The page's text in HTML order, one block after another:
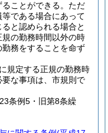
ことができる。 ただ
である場合にあって
と認められる場合と
の勤務時間以外の時
務をすることを命ず
に規定する正規の勤務時
な事項は、市規則で
条例5・旧第8条繰